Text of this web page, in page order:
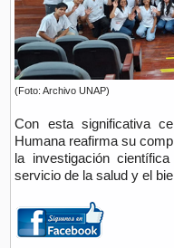
(Foto: Archivo UNAP)
Con esta significativa
Humana reafirma su
la investigación
servicio de la salud y el